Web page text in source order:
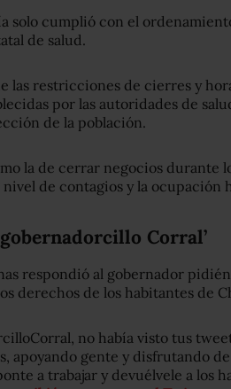
solo cumplió con el
de salud.
las restricciones de cierres y
por las autoridades de
de la población.
la de cerrar negocios durante
de contagios y la ocupación
Corral’
respondió al gobernador
derechos de los habitantes de
, no había visto tus
apoyando gente y disfrutando
a trabajar y devuélvele a los